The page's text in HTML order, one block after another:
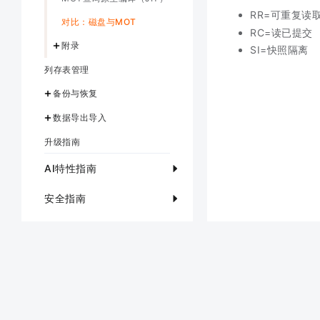
对比：磁盘与MOT
附录
列存表管理
备份与恢复
数据导出导入
升级指南
AI特性指南
安全指南
RR=可重复读取
RC=读已提交
SI=快照隔离